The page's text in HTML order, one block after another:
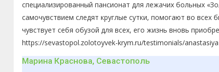
специализированный пансионат для лежачих больных
самочувствием следят круглые сутки, помогают во
чувствует себя обузой для всех, его жизнь вновь
https://sevastopol.zolotoyvek-krym.ru/testimonials/
Марина Краснова, Севастополь